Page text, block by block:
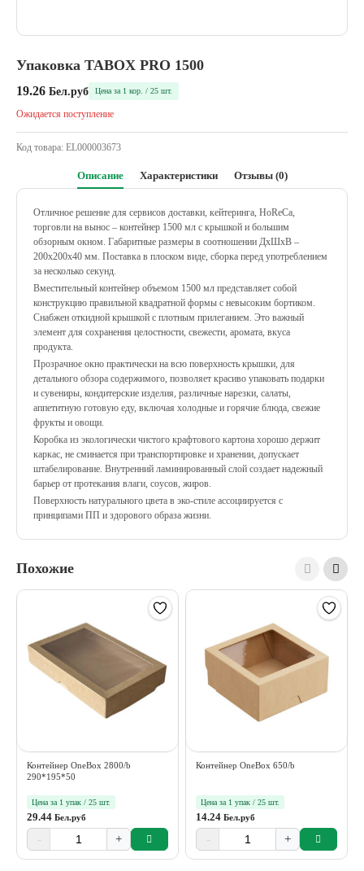
Упаковка TABOX PRO 1500
19.26 Бел.руб Цена за 1 кор. / 25 шт.
Ожидается поступление
Код товара: EL000003673
Описание Характеристики Отзывы (0)
Отличное решение для сервисов доставки, кейтеринга, HoReCa,
торговли на вынос – контейнер 1500 мл с крышкой и большим
обзорным окном. Габаритные размеры в соотношении ДхШхВ –
200х200х40 мм. Поставка в плоском виде, сборка перед употреблением
за несколько секунд.
Вместительный контейнер объемом 1500 мл представляет собой
конструкцию правильной квадратной формы с невысоким бортиком.
Снабжен откидной крышкой с плотным прилеганием. Это важный
элемент для сохранения целостности, свежести, аромата, вкуса
продукта.
Прозрачное окно практически на всю поверхность крышки, для
детального обзора содержимого, позволяет красиво упаковать подарки
и сувениры, кондитерские изделия, различные нарезки, салаты,
аппетитную готовую еду, включая холодные и горячие блюда, свежие
фрукты и овощи.
Коробка из экологически чистого крафтового картона хорошо держит
каркас, не сминается при транспортировке и хранении, допускает
штабелирование. Внутренний ламинированный слой создает надежный
барьер от протекания влаги, соусов, жиров.
Поверхность натурального цвета в эко-стиле ассоциируется с
принципами ПП и здорового образа жизни.
Похожие
Контейнер OneBox 2800/b
290*195*50
Цена за 1 упак / 25 шт.
29.44 Бел.руб
- +
Контейнер OneBox 650/b
Цена за 1 упак / 25 шт.
14.24 Бел.руб
- +